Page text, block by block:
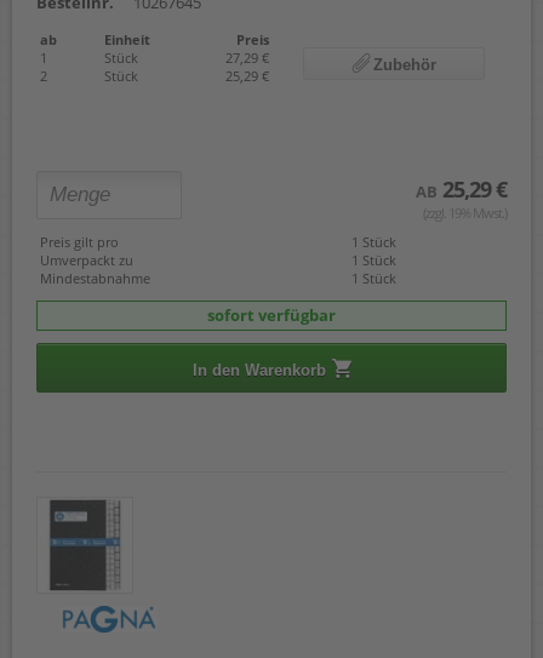
ab Einheit
Preis
1
Stück
27,29 €
2
Stück 25,29 €
Zubehör
AB 25,29 €
(zzgl. 19% Mwst.)
Preis gilt pro
1 Stück
Umverpackt zu
1 Stück
Mindestabnahme
1 Stück
sofort verfügbar
In den Warenkorb